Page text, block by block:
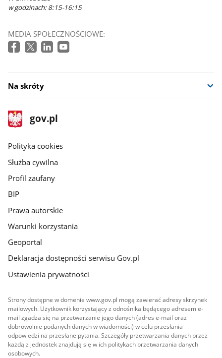
w godzinach: 8:15-16:15
MEDIA SPOŁECZNOŚCIOWE:
Na skróty
stopka
gov.pl
Strona
gov.pl
gov.pl
Polityka cookies
Służba cywilna
Profil zaufany
BIP
Prawa autorskie
Warunki korzystania
Geoportal
Deklaracja dostępności serwisu Gov.pl
Ustawienia prywatności
Strony dostępne w domenie www.gov.pl mogą zawierać adresy skrzynek
mailowych. Użytkownik korzystający z odnośnika będącego adresem e-
mail zgadza się na przetwarzanie jego danych (adres e-mail oraz
dobrowolnie podanych danych w wiadomości) w celu przesłania
odpowiedzi na przesłane pytania. Szczegóły przetwarzania danych przez
każdą z jednostek znajdują się w ich politykach przetwarzania danych
osobowych.